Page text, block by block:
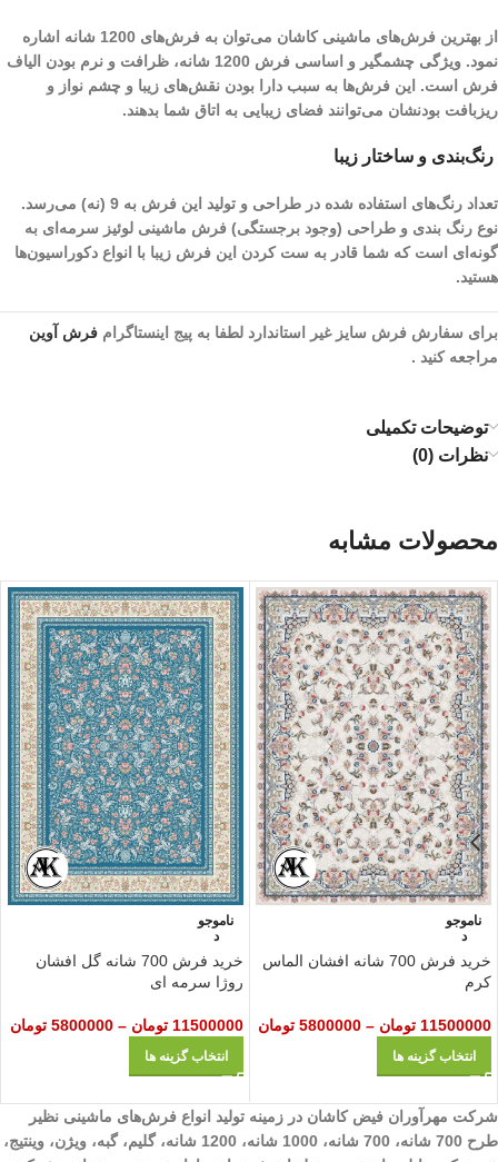
از بهترین فرش‌های ماشینی کاشان می‌توان به فرش‌های 1200 شانه اشاره
نمود. ویژگی چشمگیر و اساسی فرش 1200 شانه، ظرافت و نرم بودن الیاف
فرش است. این فرش‌ها به سبب دارا بودن نقش‌های زیبا و چشم نواز و
ریز‌بافت بودنشان می‌توانند فضای زیبایی به اتاق شما بدهند.
رنگ‌بندی و ساختار زیبا
تعداد رنگ‌های استفاده شده در طراحی و تولید این فرش به 9 (نه) می‌رسد.
نوع رنگ بندی و طراحی (وجود برجستگی) فرش ماشینی لوئیز سرمه‌ای به
گونه‌ای است که شما قادر به ست کردن این فرش زیبا با انواع دکوراسیون‌ها
هستید.
برای سفارش فرش سایز غیر استاندارد لطفا به پیج اینستاگرام فرش آوین
مراجعه کنید .
توضیحات تکمیلی
نظرات (0)
محصولات مشابه
ناموجو
د
خرید فرش 700 شانه افشان الماس
کرم
11500000 تومان –
5800000 تومان
انتخاب گزینه ها
ناموجو
د
خرید فرش 700 شانه گل‌ افشان
روژا سرمه ای
11500000 تومان –
5800000 تومان
انتخاب گزینه ها
شرکت مهرآوران فیض کاشان در زمینه تولید انواع فرش‌های ماشینی نظیر
طرح 700 شانه، 700 شانه، 1000 شانه، 1200 شانه، گلیم، گبه، ویژن، وینتیج،